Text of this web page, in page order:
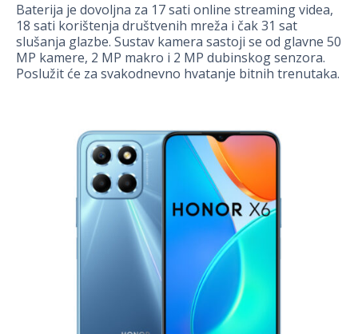
Baterija je dovoljna za 17 sati online streaming videa,
18 sati korištenja društvenih mreža i čak 31 sat
slušanja glazbe. Sustav kamera sastoji se od glavne 50
MP kamere, 2 MP makro i 2 MP dubinskog senzora.
Poslužit će za svakodnevno hvatanje bitnih trenutaka.